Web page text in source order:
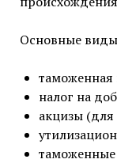
Основные
налог на
акцизы (для